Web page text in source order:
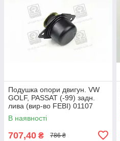
Подушка опори двигун. VW
GOLF, PASSAT (-99) задн.
лива (вир-во FEBI) 01107
UA58
В наявності
707,40 ₴ 786 ₴